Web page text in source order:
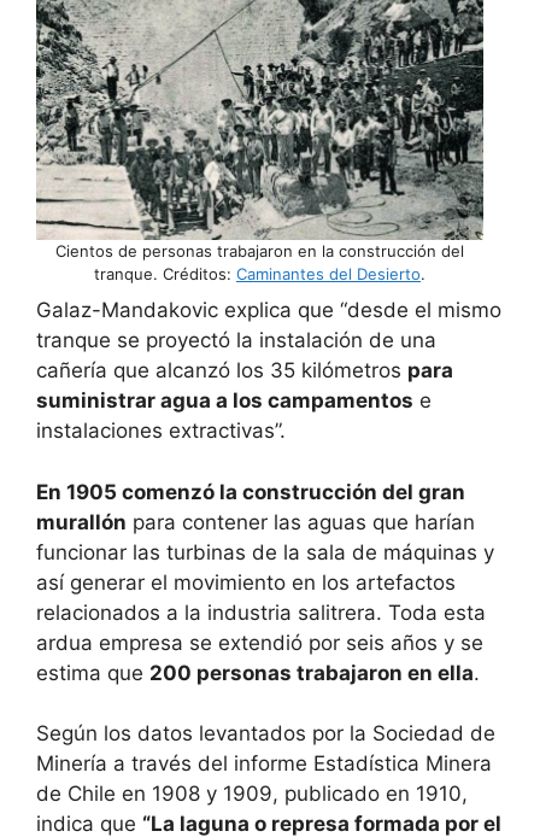
Cientos de personas trabajaron en la construcción del
tranque. Créditos: Caminantes del Desierto.
Galaz-Mandakovic explica que “desde el mismo
tranque se proyectó la instalación de una
cañería que alcanzó los 35 kilómetros para
suministrar agua a los campamentos e
instalaciones extractivas”.
En 1905 comenzó la construcción del gran
murallón para contener las aguas que harían
funcionar las turbinas de la sala de máquinas y
así generar el movimiento en los artefactos
relacionados a la industria salitrera. Toda esta
ardua empresa se extendió por seis años y se
estima que 200 personas trabajaron en ella.
Según los datos levantados por la Sociedad de
Minería a través del informe Estadística Minera
de Chile en 1908 y 1909, publicado en 1910,
indica que “La laguna o represa formada por el